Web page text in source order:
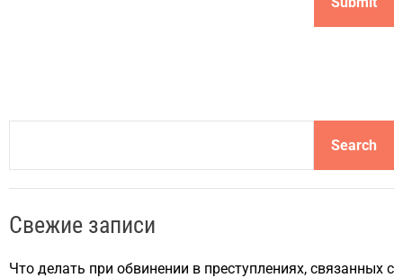
c
Search
Свежие записи
Что делать при обвинении в преступлениях, связанных с